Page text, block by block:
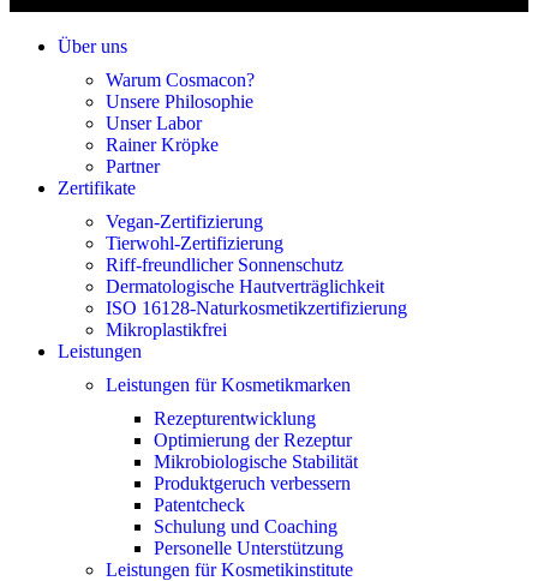
Über uns
Warum Cosmacon?
Unsere Philosophie
Unser Labor
Rainer Kröpke
Partner
Zertifikate
Vegan-Zertifizierung
Tierwohl-Zertifizierung
Riff-freundlicher Sonnenschutz
Dermatologische Hautverträglichkeit
ISO 16128-Naturkosmetikzertifizierung
Mikroplastikfrei
Leistungen
Leistungen für Kosmetikmarken
Rezepturentwicklung
Optimierung der Rezeptur
Mikrobiologische Stabilität
Produktgeruch verbessern
Patentcheck
Schulung und Coaching
Personelle Unterstützung
Leistungen für Kosmetikinstitute